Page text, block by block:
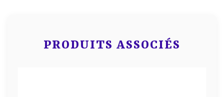
PRODUITS ASSOCIÉS